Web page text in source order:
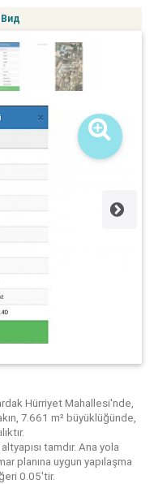
Hürriyet Mahallesi'nde,
7.661 m² büyüklüğünde,
tamdır. Ana yola
planına uygun yapılaşma
0.05'tir.